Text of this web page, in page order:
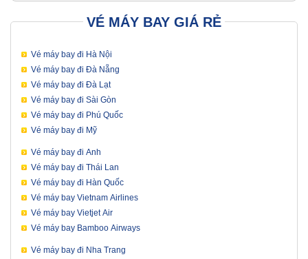
VÉ MÁY BAY GIÁ RẺ
Vé máy bay đi Hà Nội
Vé máy bay đi Đà Nẵng
Vé máy bay đi Đà Lạt
Vé máy bay đi Sài Gòn
Vé máy bay đi Phú Quốc
Vé máy bay đi Mỹ
Vé máy bay đi Anh
Vé máy bay đi Thái Lan
Vé máy bay đi Hàn Quốc
Vé máy bay Vietnam Airlines
Vé máy bay Vietjet Air
Vé máy bay Bamboo Airways
Vé máy bay đi Nha Trang